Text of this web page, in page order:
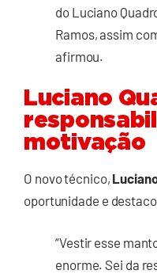
do Luciano
Ramos, assim
afirmou.
Luciano
motivação
O novo técnico,
oportunidade e
“Vestir esse
enorme. Sei da